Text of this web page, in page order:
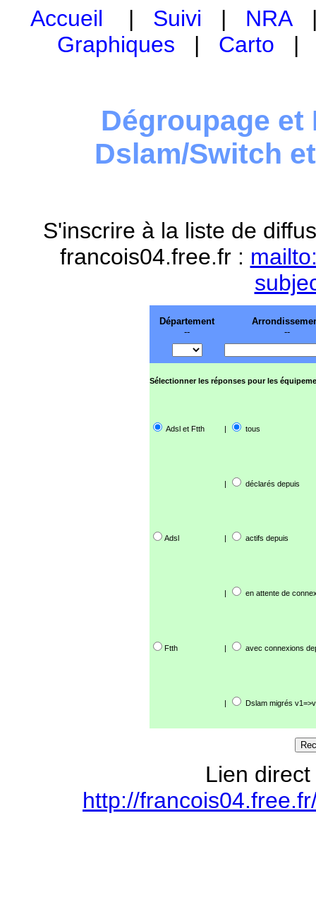
Accueil | Suivi | NRA
Graphiques | Carto
Dégroupage et
Dslam/Switch
S'inscrire à la liste de
francois04.free.fr :
Département
--
--
Sélectionner les réponses pour les
Adsl et Ftth | tous
| déclarés depuis
Adsl | actifs depuis
| en attente de
Ftth | avec connexions
| Dslam migrés
Lien
http://